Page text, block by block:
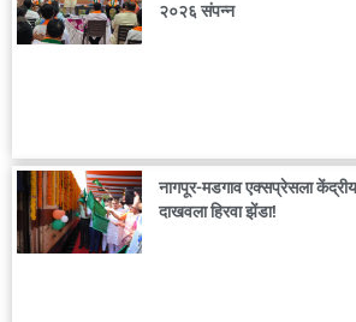
२०२६ संपन्न
नागपूर-मडगाव एक्सप्रेसला केंद्रीय
दाखवला हिरवा झेंडा!